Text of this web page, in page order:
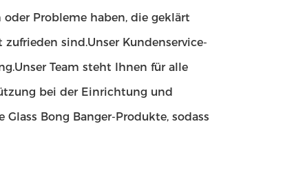
oder Probleme haben, die geklärt
sind.Unser Kundenservice-
Team steht Ihnen für alle
bei der Einrichtung und
Bong Banger-Produkte, sodass